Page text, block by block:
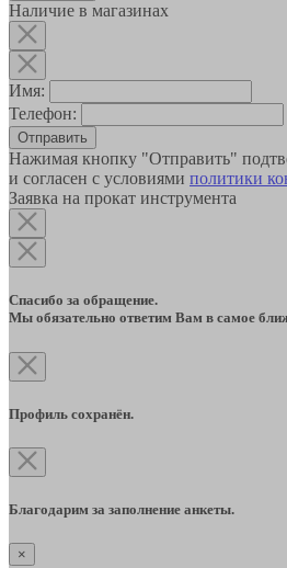
Наличие в магазинах
Имя:
Телефон:
Отправить
Нажимая кнопку "Отправить"
и согласен с условиями политики
Заявка на прокат инструмента
Спасибо за обращение.
Мы обязательно ответим Вам в самое
Профиль сохранён.
Благодарим за заполнение анкеты.
×